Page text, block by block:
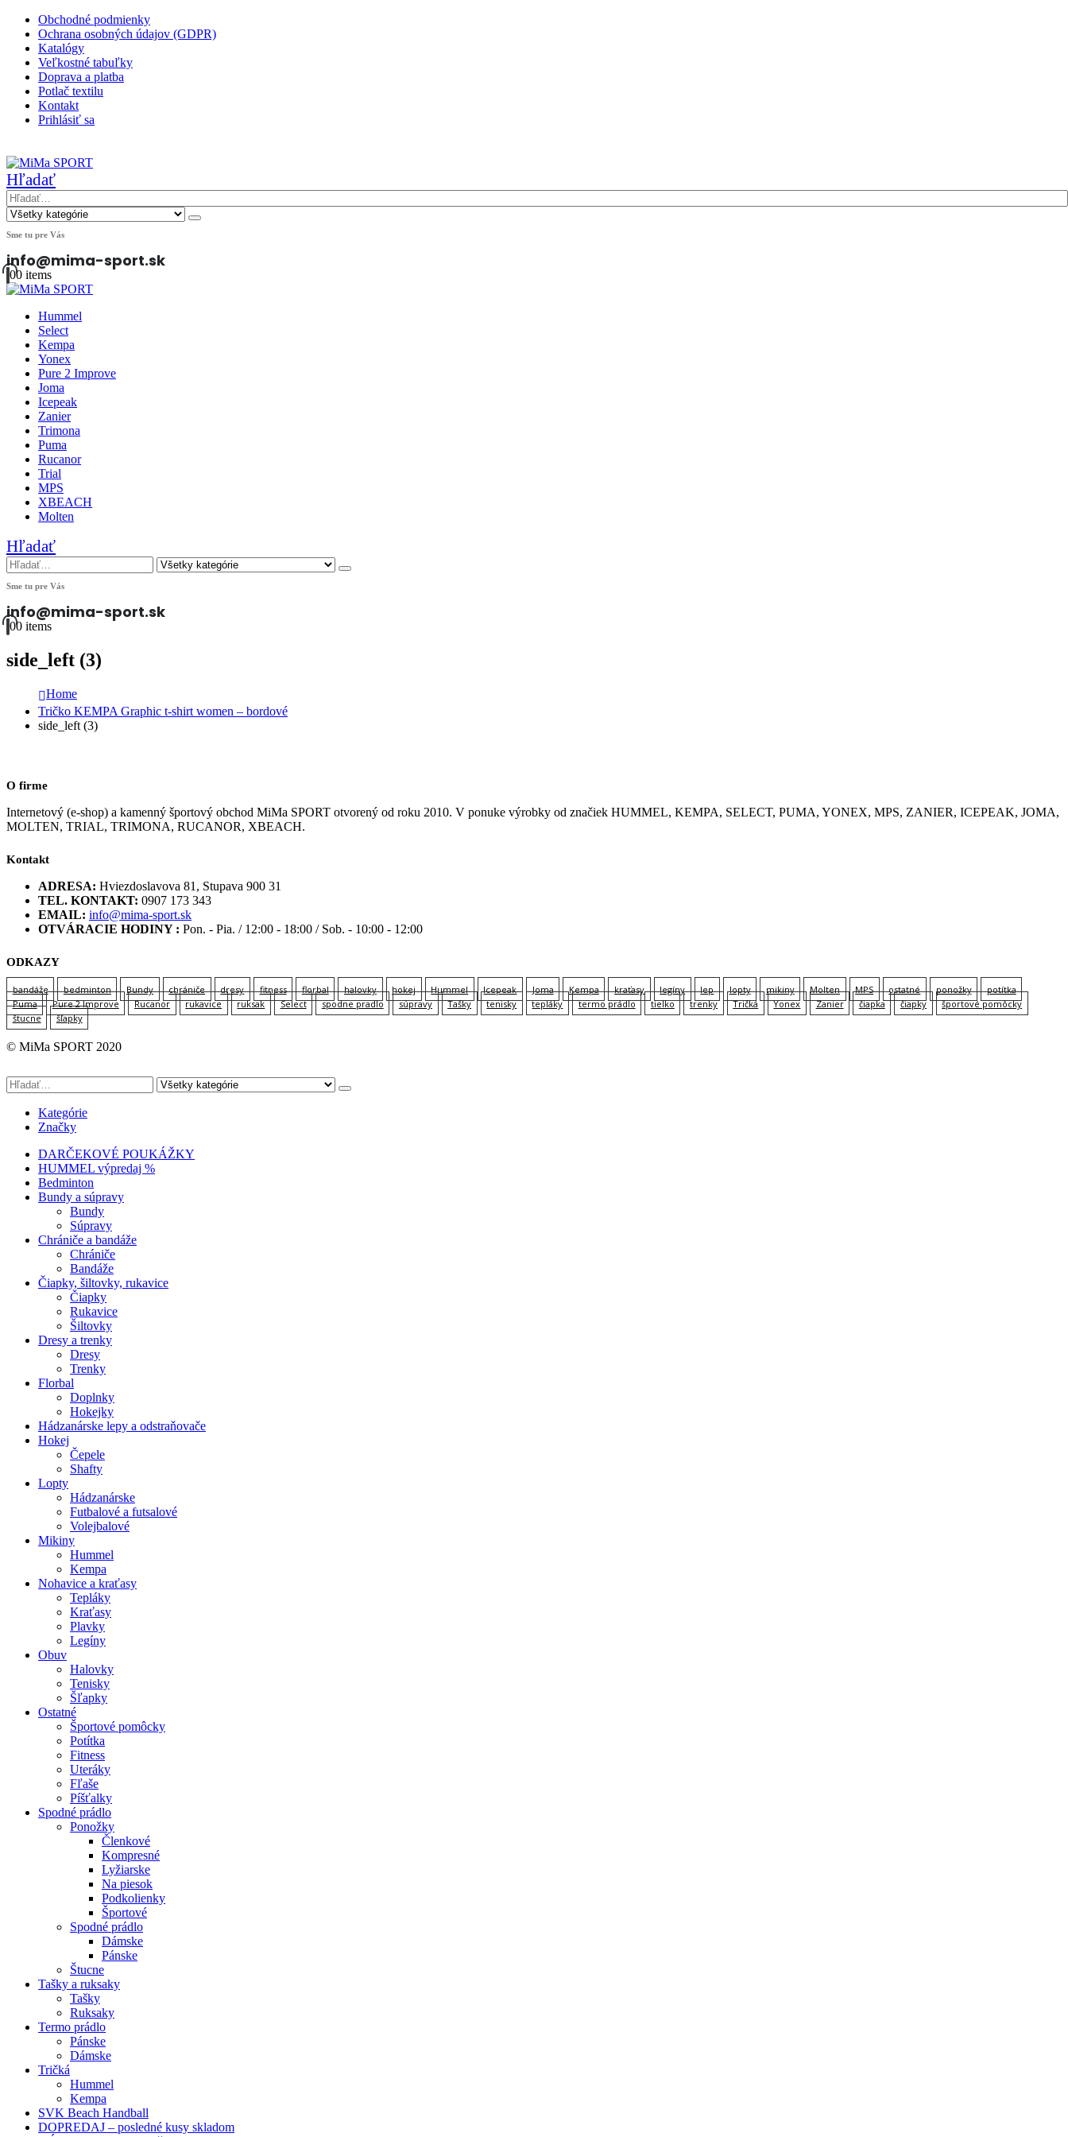
Obchodné podmienky
Ochrana osobných údajov (GDPR)
Katalógy
Veľkostné tabuľky
Doprava a platba
Potlač textilu
Kontakt
Prihlásiť sa
Hľadať
Sme tu pre Vás
info@mima-sport.sk
00 items
Hummel
Select
Kempa
Yonex
Pure 2 Improve
Joma
Icepeak
Zanier
Trimona
Puma
Rucanor
Trial
MPS
XBEACH
Molten
Hľadať
Sme tu pre Vás
info@mima-sport.sk
00 items
side_left (3)
Home
Tričko KEMPA Graphic t-shirt women – bordové
side_left (3)
O firme
Internetový (e-shop) a kamenný športový obchod MiMa SPORT otvorený od roku 2010. V ponuke výrobky od značiek HUMMEL, KEMPA, SELECT, PUMA, YONEX, MPS, ZANIER, ICEPEAK, JOMA,
MOLTEN, TRIAL, TRIMONA, RUCANOR, XBEACH.
Kontakt
ADRESA: Hviezdoslavova 81, Stupava 900 31
TEL. KONTAKT: 0907 173 343
EMAIL: info@mima-sport.sk
OTVÁRACIE HODINY : Pon. - Pia. / 12:00 - 18:00 / Sob. - 10:00 - 12:00
ODKAZY
bandáže bedminton Bundy chrániče dresy fitness florbal halovky hokej Hummel Icepeak Joma Kempa kraťasy legíny lep lopty mikiny Molten MPS ostatné ponožky
potítka
Puma
Pure 2 Improve Rucanor rukavice ruksak Select spodne pradlo súpravy Tašky tenisky tepláky termo prádlo tielko trenky Tričká Yonex Zanier čiapka čiapky
športové pomôcky
štucne
šľapky
© MiMa SPORT 2020
Kategórie
Značky
DARČEKOVÉ POUKÁŽKY
HUMMEL výpredaj %
Bedminton
Bundy a súpravy
Bundy
Súpravy
Chrániče a bandáže
Chrániče
Bandáže
Čiapky, šiltovky, rukavice
Čiapky
Rukavice
Šiltovky
Dresy a trenky
Dresy
Trenky
Florbal
Doplnky
Hokejky
Hádzanárske lepy a odstraňovače
Hokej
Čepele
Shafty
Lopty
Hádzanárske
Futbalové a futsalové
Volejbalové
Mikiny
Hummel
Kempa
Nohavice a kraťasy
Tepláky
Kraťasy
Plavky
Legíny
Obuv
Halovky
Tenisky
Šľapky
Ostatné
Športové pomôcky
Potítka
Fitness
Uteráky
Fľaše
Píšťalky
Spodné prádlo
Ponožky
Členkové
Kompresné
Lyžiarske
Na piesok
Podkolienky
Športové
Spodné prádlo
Dámske
Pánske
Štucne
Tašky a ruksaky
Tašky
Ruksaky
Termo prádlo
Pánske
Dámske
Tričká
Hummel
Kempa
SVK Beach Handball
DOPREDAJ – posledné kusy skladom